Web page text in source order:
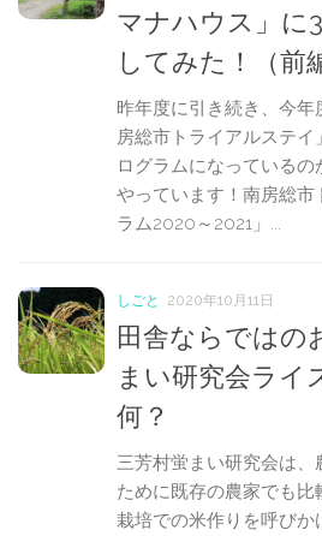
マナハウス」に
してみた！（前
昨年度に引き続き、今
房総市トライアルステ
ログラムになっている
やっています！南房総
ラム2020～2021」...
しごと 2020年10月11日
田舎ならではの
まい研究会ライ
何？
三芳村蛍まい研究会は、
ために既存の農家でも
栽培での米作りを呼びか